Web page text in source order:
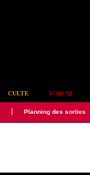
CULTE FORUM
Planning des sorties